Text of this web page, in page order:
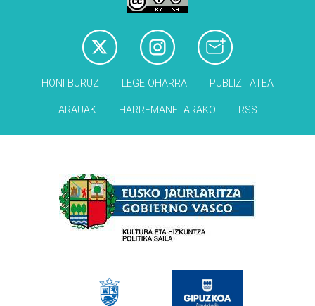
HONI BURUZ LEGE OHARRA PUBLIZITATEA
ARAUAK HARREMANETARAKO RSS